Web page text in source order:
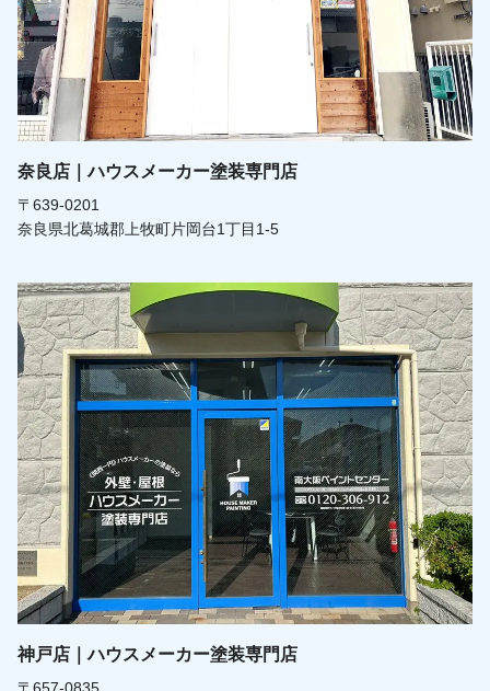
奈良店｜ハウスメーカー塗装専門店
〒639-0201
奈良県北葛城郡上牧町片岡台1丁目1-5
神戸店｜ハウスメーカー塗装専門店